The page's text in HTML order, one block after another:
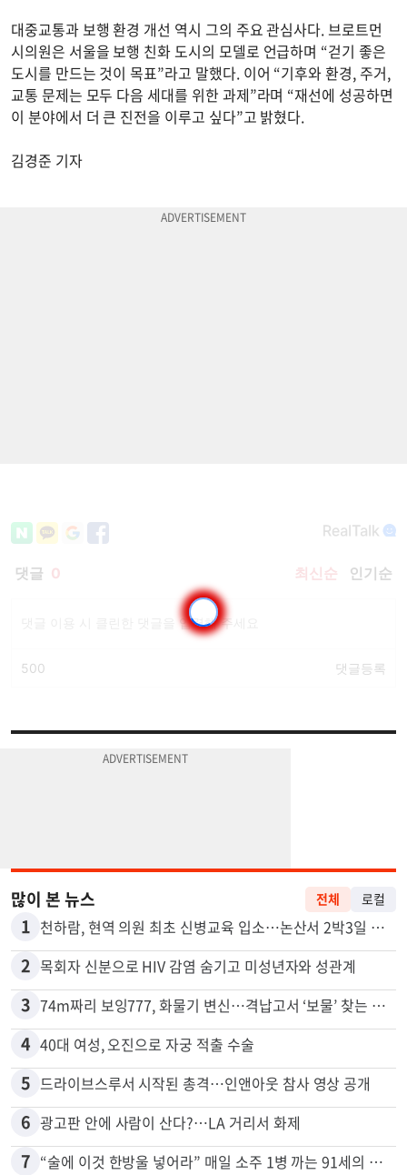
대중교통과 보행 환경 개선 역시 그의 주요 관심사다. 브로트먼
시의원은 서울을 보행 친화 도시의 모델로 언급하며 “걷기 좋은
도시를 만드는 것이 목표”라고 말했다. 이어 “기후와 환경, 주거,
교통 문제는 모두 다음 세대를 위한 과제”라며 “재선에 성공하면
이 분야에서 더 큰 진전을 이루고 싶다”고 밝혔다.
김경준 기자
많이 본 뉴스 전체 로컬
1 천하람, 현역 의원 최초 신병교육 입소…논산서 2박3일 생활
2 목회자 신분으로 HIV 감염 숨기고 미성년자와 성관계
3 74m짜리 보잉777, 화물기 변신…격납고서 ‘보물’ 찾는 인천공항
4 40대 여성, 오진으로 자궁 적출 수술
5 드라이브스루서 시작된 총격…인앤아웃 참사 영상 공개
6 광고판 안에 사람이 산다?…LA 거리서 화제
7 “술에 이것 한방울 넣어라” 매일 소주 1병 까는 91세의 철칙